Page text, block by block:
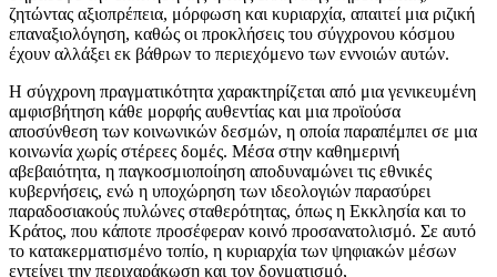
ζητώντας αξιοπρέπεια, μόρφωση και κυριαρχία, απαιτεί μια ριζική
επαναξιολόγηση, καθώς οι προκλήσεις του σύγχρονου κόσμου
έχουν αλλάξει εκ βάθρων το περιεχόμενο των εννοιών αυτών.
Η σύγχρονη πραγματικότητα χαρακτηρίζεται από μια γενικευμένη
αμφισβήτηση κάθε μορφής αυθεντίας και μια προϊούσα
αποσύνθεση των κοινωνικών δεσμών, η οποία παραπέμπει σε μια
κοινωνία χωρίς στέρεες δομές. Μέσα στην καθημερινή
αβεβαιότητα, η παγκοσμιοποίηση αποδυναμώνει τις εθνικές
κυβερνήσεις, ενώ η υποχώρηση των ιδεολογιών παρασύρει
παραδοσιακούς πυλώνες σταθερότητας, όπως η Εκκλησία και το
Κράτος, που κάποτε προσέφεραν κοινό προσανατολισμό. Σε αυτό
το κατακερματισμένο τοπίο, η κυριαρχία των ψηφιακών μέσων
εντείνει την περιχαράκωση και τον δογματισμό,